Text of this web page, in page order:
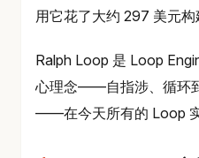
用它花了大约 297 美元构
Ralph Loop 是 Loop
心理念——自指涉、循环
——在今天所有的 Loop 实